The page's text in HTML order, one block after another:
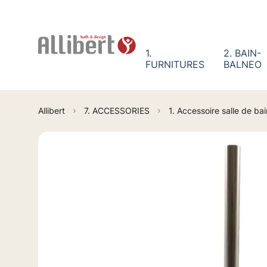
1.
FURNITURES
2. BAIN-
BALNEO
Allibert 7. ACCESSORIES 1. Accessoire salle de